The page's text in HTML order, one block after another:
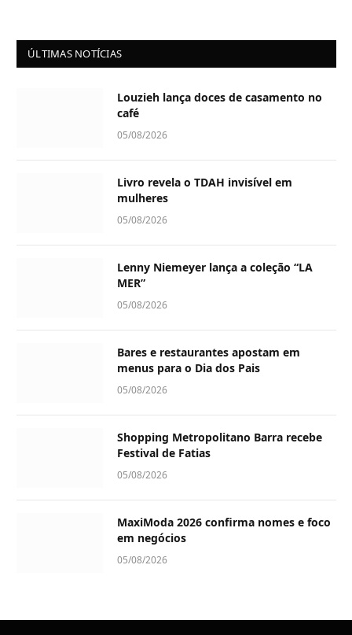
ÚLTIMAS NOTÍCIAS
Louzieh lança doces de casamento no
café
05/08/2026
Livro revela o TDAH invisível em
mulheres
05/08/2026
Lenny Niemeyer lança a coleção “LA
MER”
05/08/2026
Bares e restaurantes apostam em
menus para o Dia dos Pais
05/08/2026
Shopping Metropolitano Barra recebe
Festival de Fatias
05/08/2026
MaxiModa 2026 confirma nomes e foco
em negócios
05/08/2026